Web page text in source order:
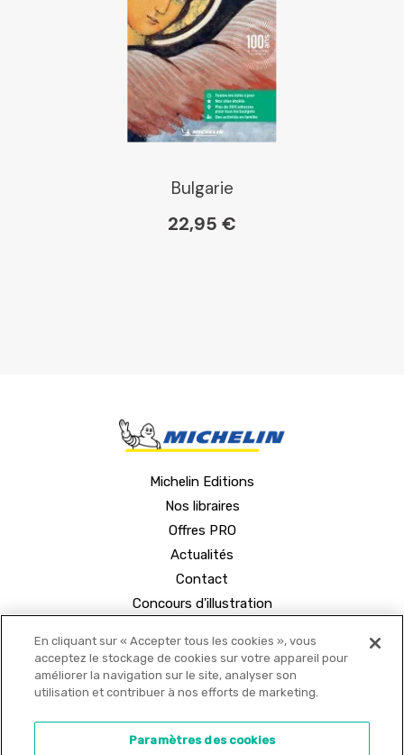
Bulgarie
22,95 €
Michelin Editions
Nos libraires
Offres PRO
Actualités
Contact
Concours d'illustration
En cliquant sur « Accepter tous les cookies », vous
acceptez le stockage de cookies sur votre appareil pour
améliorer la navigation sur le site, analyser son
utilisation et contribuer à nos efforts de marketing.
Paramètres des cookies